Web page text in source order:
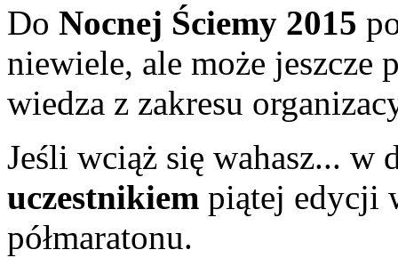
Do Nocnej Ściemy 2015
niewiele, ale może jeszcze
wiedza z zakresu
Jeśli wciąż się wahasz... w
uczestnikiem piątej edycji
półmaratonu.